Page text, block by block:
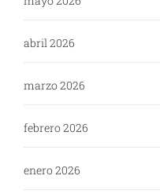
abril 2026
marzo 2026
febrero 2026
enero 2026